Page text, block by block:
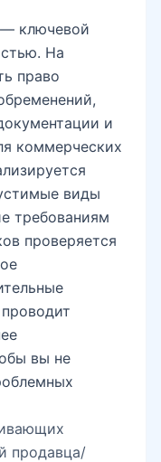
— ключевой
На
право
и
коммерческих
виды
требованиям
проверяется
вы не
продавца/